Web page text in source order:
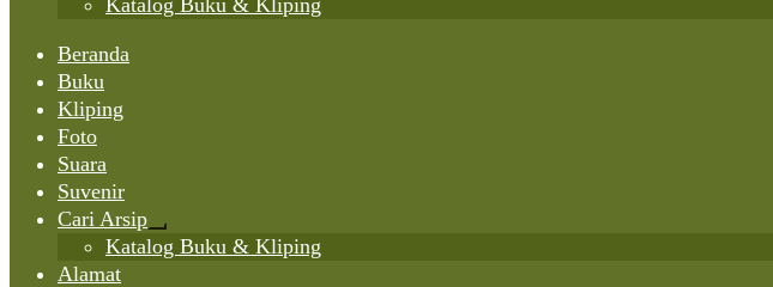
Katalog Buku & Kliping
Beranda
Buku
Kliping
Foto
Suara
Suvenir
Cari Arsip
Expand
child
Katalog Buku & Kliping
Alamat